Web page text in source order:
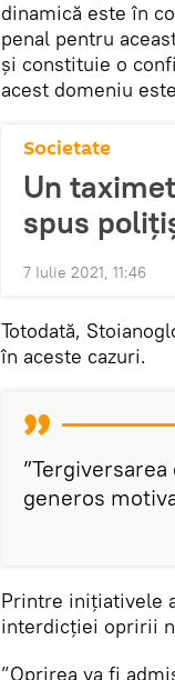
dinamică este în
penal pentru
și constituie o
acest domeniu
Societate
Un
spus
7 Iulie 2021, 11:46
Totodată,
în aceste cazuri.
generos
Printre inițiativele
interdicției opririi
”Oprirea va fi